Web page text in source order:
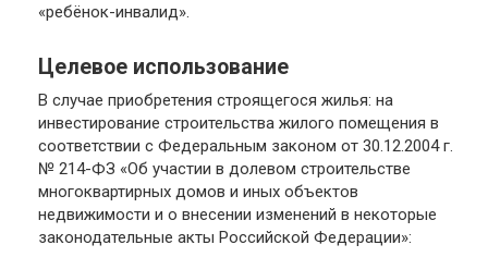
«ребёнок-инвалид».
Целевое использование
В случае приобретения строящегося жилья: на
инвестирование строительства жилого помещения в
соответствии с Федеральным законом от 30.12.2004 г.
№ 214-ФЗ «Об участии в долевом строительстве
многоквартирных домов и иных объектов
недвижимости и о внесении изменений в некоторые
законодательные акты Российской Федерации»: